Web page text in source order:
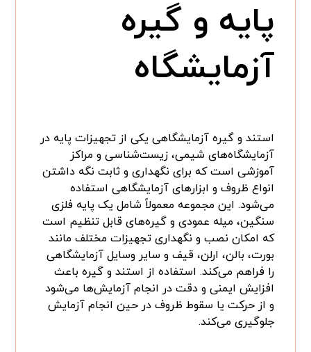
پایه و گیره
آزمایشگاه
استند و گیره آزمایشگاهی یکی از تجهیزات پایه در
آزمایشگاه‌های شیمی، زیست‌شناسی و مراکز
آموزشی است که برای نگهداری و ثابت نگه داشتن
انواع ظروف و ابزارهای آزمایشگاهی استفاده
می‌شود. این مجموعه معمولاً شامل یک پایه فلزی
سنگین، میله عمودی و گیره‌های قابل تنظیم است
که امکان نصب و نگهداری تجهیزات مختلف مانند
بورت، بالن، ارلن، قیف و سایر وسایل آزمایشگاهی
را فراهم می‌کند. استفاده از استند و گیره باعث
افزایش ایمنی و دقت در انجام آزمایش‌ها می‌شود
و از حرکت یا سقوط ظروف در حین انجام آزمایش
جلوگیری می‌کند.